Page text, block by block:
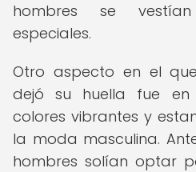
hombres se
especiales.
Otro aspecto en el
dejó su huella fue
colores vibrantes y
la moda masculina.
hombres solían optar